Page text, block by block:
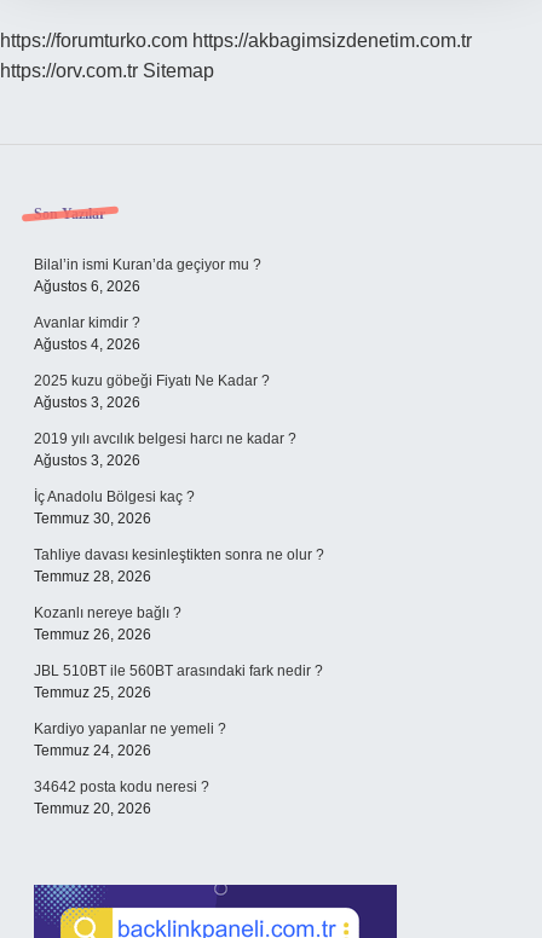
https://forumturko.com https://akbagimsizdenetim.com.tr
https://orv.com.tr Sitemap
Sidebar
Son Yazılar
Bilal’in ismi Kuran’da geçiyor mu ?
Ağustos 6, 2026
Avanlar kimdir ?
Ağustos 4, 2026
2025 kuzu göbeği Fiyatı Ne Kadar ?
Ağustos 3, 2026
2019 yılı avcılık belgesi harcı ne kadar ?
Ağustos 3, 2026
İç Anadolu Bölgesi kaç ?
Temmuz 30, 2026
Tahliye davası kesinleştikten sonra ne olur ?
Temmuz 28, 2026
Kozanlı nereye bağlı ?
Temmuz 26, 2026
JBL 510BT ile 560BT arasındaki fark nedir ?
Temmuz 25, 2026
Kardiyo yapanlar ne yemeli ?
Temmuz 24, 2026
34642 posta kodu neresi ?
Temmuz 20, 2026